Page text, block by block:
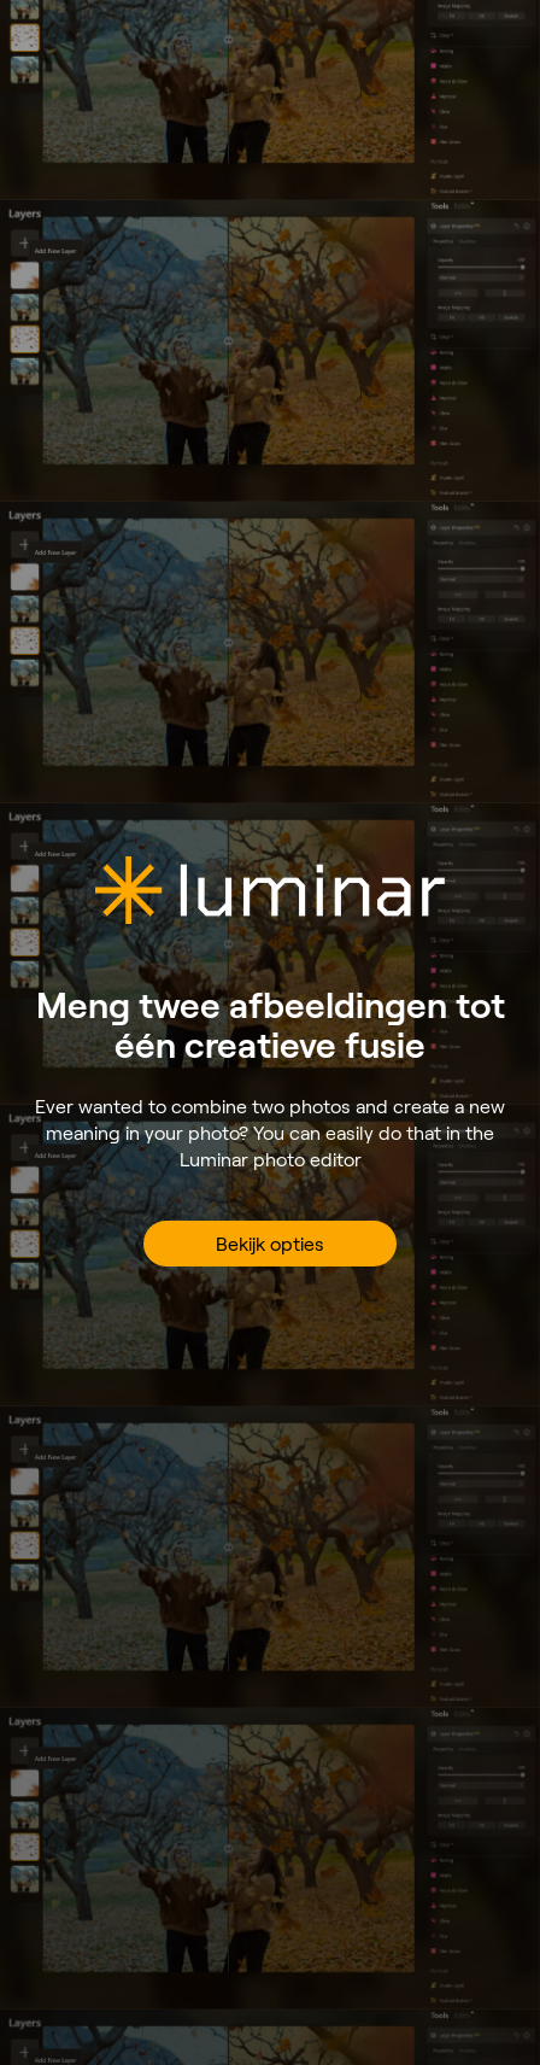
Meng twee afbeeldingen tot
één creatieve fusie
Ever wanted to combine two photos and create a new
meaning in your photo? You can easily do that in the
Luminar photo editor
Bekijk opties